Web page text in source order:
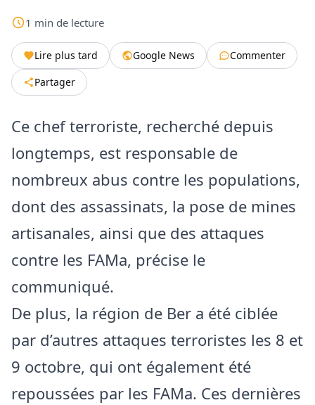
1 min de lecture
Lire plus tard Google News
Commenter
Partager
Ce chef terroriste, recherché depuis
longtemps, est responsable de
nombreux abus contre les populations,
dont des assassinats, la pose de mines
artisanales, ainsi que des attaques
contre les FAMa, précise le
communiqué.
De plus, la région de Ber a été ciblée
par d’autres attaques terroristes les 8 et
9 octobre, qui ont également été
repoussées par les FAMa. Ces dernières